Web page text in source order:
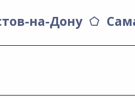
на-Дону